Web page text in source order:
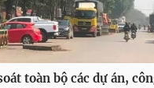
báo VTV:024.66 897 897
cáo:024-7300.7108
toàn bộ các dự án,